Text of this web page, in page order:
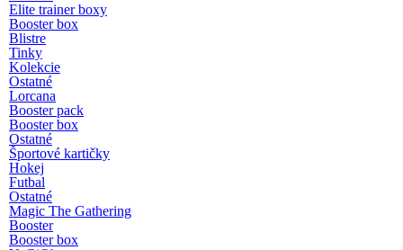
Elite trainer boxy
Booster box
Blistre
Tinky
Kolekcie
Ostatné
Lorcana
Booster pack
Booster box
Ostatné
Športové kartičky
Hokej
Futbal
Ostatné
Magic The Gathering
Booster
Booster box